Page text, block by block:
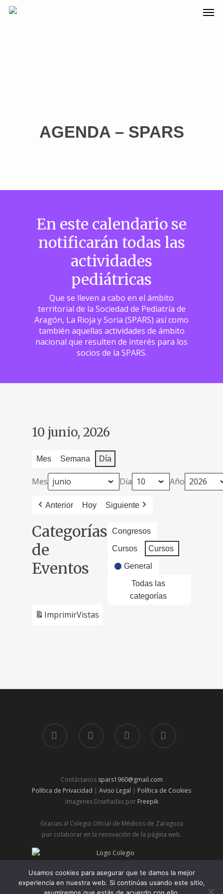
AGENDA – SPARS
En este calendario se
notificarán todas las
actividades
pediátricas
Que se lleven a cabo en el ámbito
territorial de la Sociedad de Pediatría de
Aragón, La Rioja y Soria (SPARS) así como
también aquellas actividades de ámbito
nacional que resulten de interés para los
socios de la SPARS.
10 junio, 2026
Mes Semana Día
Mes Día Año
Anterior Hoy Siguiente
Categorías
de
Eventos
Congresos
Cursos Cursos
General
Todas las
categorías
ImprimirVistas
Contáctanos spars1960@gmail.com
Política de Privacidad | Aviso Legal | Política de Cookies
Imagenes Diseñadas por Freepik
Gracias al Colegio Oficial de Médicos de Zaragoza
por colaborar en la renovación de la página web.
© 2026 Spars | Sociedad de Pediatría de Aragón, Rioja y
Soria.
Usamos cookies para asegurar que te damos la mejor
experiencia en nuestra web. Si continúas usando este sitio,